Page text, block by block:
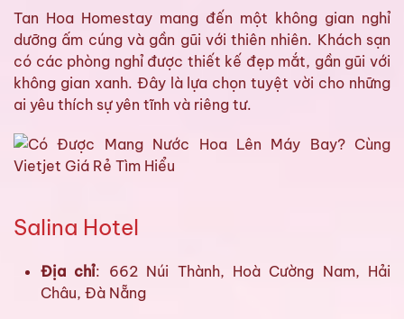
Tan Hoa Homestay mang đến một không gian nghỉ
dưỡng ấm cúng và gần gũi với thiên nhiên. Khách sạn
có các phòng nghỉ được thiết kế đẹp mắt, gần gũi với
không gian xanh. Đây là lựa chọn tuyệt vời cho những
ai yêu thích sự yên tĩnh và riêng tư.
Salina Hotel
Địa chỉ: 662 Núi Thành, Hoà Cường Nam, Hải
Châu, Đà Nẵng